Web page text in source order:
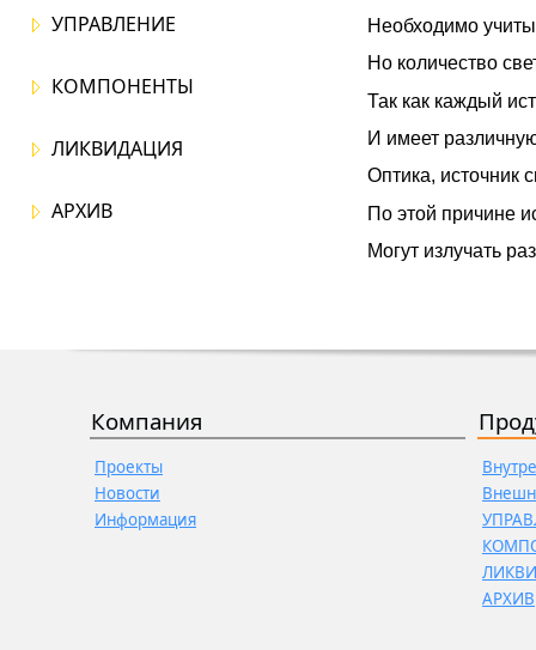
УПРАВЛЕНИЕ
КОМПОНЕНТЫ
ЛИКВИДАЦИЯ
АРХИВ
Необходимо
Но количество
Так как каждый
И имеет
Оптика, источник
По этой причине
Могут излучать
Компания
Проекты
Новости
Информация
АРХИВ